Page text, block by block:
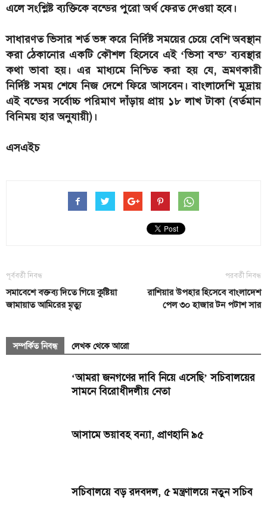
এলে সংশ্লিষ্ট ব্যক্তিকে বন্ডের পুরো অর্থ ফেরত দেওয়া হবে।
সাধারণত ভিসার শর্ত ভঙ্গ করে নির্দিষ্ট সময়ের চেয়ে বেশি অবস্থান
করা ঠেকানোর একটি কৌশল হিসেবে এই ‘ভিসা বন্ড’ ব্যবস্থার
কথা ভাবা হয়। এর মাধ্যমে নিশ্চিত করা হয় যে, ভ্রমণকারী
নির্দিষ্ট সময় শেষে নিজ দেশে ফিরে আসবেন। বাংলাদেশি মুদ্রায়
এই বন্ডের সর্বোচ্চ পরিমাণ দাঁড়ায় প্রায় ১৮ লাখ টাকা (বর্তমান
বিনিময় হার অনুযায়ী)।
এসএইচ
পূর্ববর্তী নিবন্ধ
সমাবেশে বক্তব্য দিতে গিয়ে কুষ্টিয়া
জামায়াত আমিরের মৃত্যু
পরবর্তী নিবন্ধ
রাশিয়ার উপহার হিসেবে বাংলাদেশ
পেল ৩০ হাজার টন পটাশ সার
সম্পর্কিত নিবন্ধ লেখক থেকে আরো
‘আমরা জনগণের দাবি নিয়ে এসেছি’ সচিবালয়ের
সামনে বিরোধীদলীয় নেতা
আসামে ভয়াবহ বন্যা, প্রাণহানি ৯৫
সচিবালয়ে বড় রদবদল, ৫ মন্ত্রণালয়ে নতুন সচিব